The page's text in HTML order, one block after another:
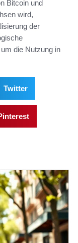
Bitcoin und
wird,
der
die Nutzung in
Twitter